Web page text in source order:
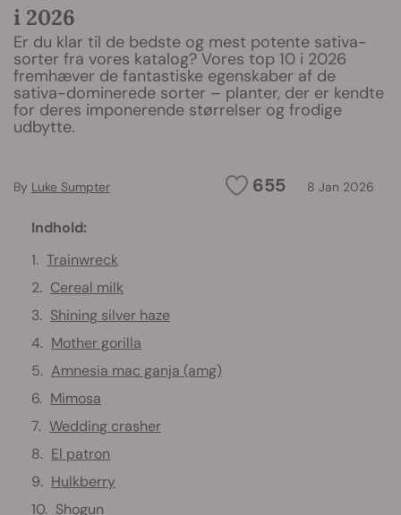
i 2026
Er du klar til de bedste og mest potente sativa-
sorter fra vores katalog? Vores top 10 i 2026
fremhæver de fantastiske egenskaber af de
sativa-dominerede sorter – planter, der er kendte
for deres imponerende størrelser og frodige
udbytte.
655 8 Jan 2026
By Luke Sumpter
Indhold:
Trainwreck
Cereal milk
Shining silver haze
Mother gorilla
Amnesia mac ganja (amg)
Mimosa
Wedding crasher
El patron
Hulkberry
Shogun